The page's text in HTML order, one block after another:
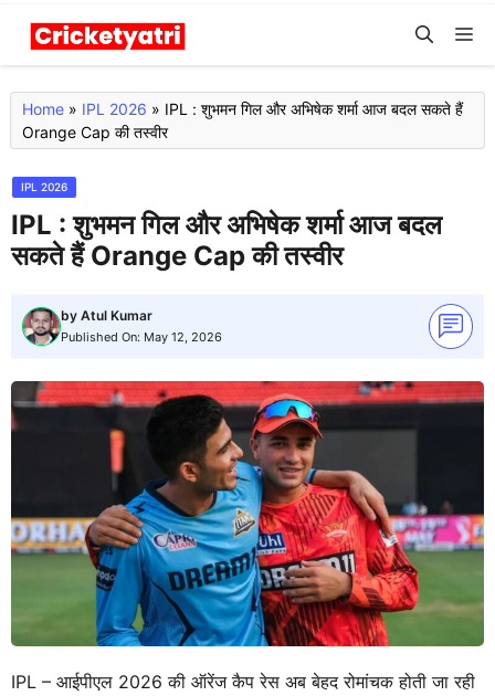
Skip
content
Home » IPL 2026 » IPL : शुभमन गिल और अभिषेक शर्मा आज बदल सकते हैं
Orange Cap की तस्वीर
IPL 2026
IPL : शुभमन गिल और अभिषेक शर्मा आज बदल
सकते हैं Orange Cap की तस्वीर
by Atul Kumar
Published On: May 12, 2026
IPL – आईपीएल 2026 की ऑरेंज कैप रेस अब बेहद रोमांचक होती जा रही